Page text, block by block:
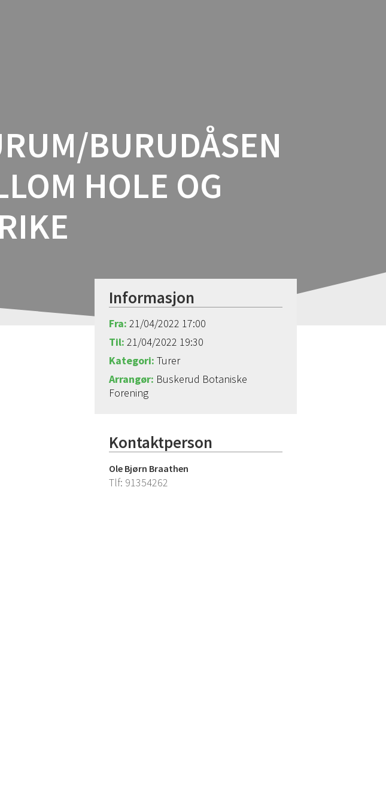
BURUDÅSEN
HOLE OG
Informasjon
Fra: 21/04/2022 17:00
Til: 21/04/2022 19:30
Kategori: Turer
Arrangør: Buskerud Botaniske
Forening
Kontaktperson
Ole Bjørn Braathen
Tlf: 91354262